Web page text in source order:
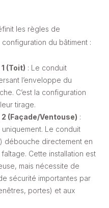
les règles de
du bâtiment :
(Toit) : Le conduit
l’enveloppe du
C’est la configuration
tirage.
(Façade/Ventouse) :
Le conduit
débouche directement en
Cette installation est
mais nécessite de
sécurité importantes par
portes) et aux